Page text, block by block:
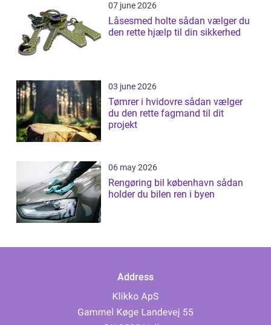
07 june 2026
Låsesmed holte sådan vælger du
den rette hjælp til din sikkerhed
03 june 2026
Tømrer i hvidovre sådan vælger
du den rette fagmand til dit
projekt
06 may 2026
Rengøring bil københavn sådan
holder du bilen ren i byen
Address